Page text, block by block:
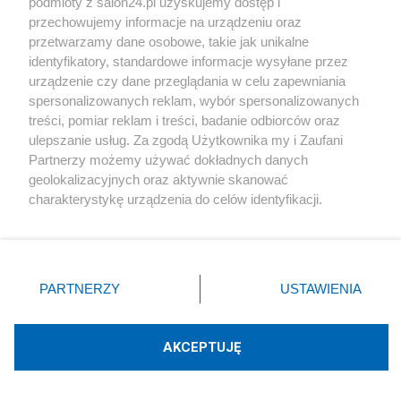
Piszą na ten temat
Rafał Woś
Blogi na ten temat
Jan Filip Libicki
Napisz notkę
przechowujemy informacje na urządzeniu oraz
przetwarzamy dane osobowe, takie jak unikalne
identyfikatory, standardowe informacje wysyłane przez
urządzenie czy dane przeglądania w celu zapewniania
spersonalizowanych reklam, wybór spersonalizowanych
treści, pomiar reklam i treści, badanie odbiorców oraz
ulepszanie usług. Za zgodą Użytkownika my i Zaufani
Partnerzy możemy używać dokładnych danych
geolokalizacyjnych oraz aktywnie skanować
charakterystykę urządzenia do celów identyfikacji.
zmienić/wycofać klikając przycisk ustawień prywatności
znajdujący się w lewym dolnym rogu strony
rodzaje przetwarzania danych nie wymagają zgody
użytkownika, ale masz prawo sprzeciwić się takiemu
PARTNERZY USTAWIENIA
AKCEPTUJĘ